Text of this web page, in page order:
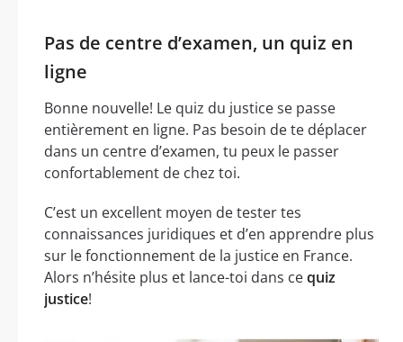
Pas de centre d’examen, un quiz en
ligne
Bonne nouvelle! Le quiz du justice se passe
entièrement en ligne. Pas besoin de te déplacer
dans un centre d’examen, tu peux le passer
confortablement de chez toi.
C’est un excellent moyen de tester tes
connaissances juridiques et d’en apprendre plus
sur le fonctionnement de la justice en France.
Alors n’hésite plus et lance-toi dans cequiz
justice!